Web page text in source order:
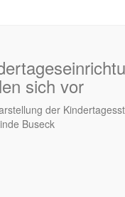
sich vor
der
Buseck